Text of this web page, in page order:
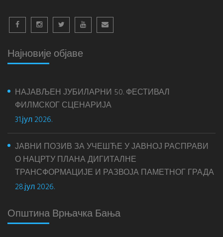
Најновије објаве
НАЈАВЉЕН ЈУБИЛАРНИ 50. ФЕСТИВАЛ
ФИЛМСКОГ СЦЕНАРИЈА
31.јул 2026.
ЈАВНИ ПОЗИВ ЗА УЧЕШЋЕ У ЈАВНОЈ РАСПРАВИ
О НАЦРТУ ПЛАНА ДИГИТАЛНЕ
ТРАНСФОРМАЦИЈЕ И РАЗВОЈА ПАМЕТНОГ ГРАДА
28.јул 2026.
Општина Врњачка Бања